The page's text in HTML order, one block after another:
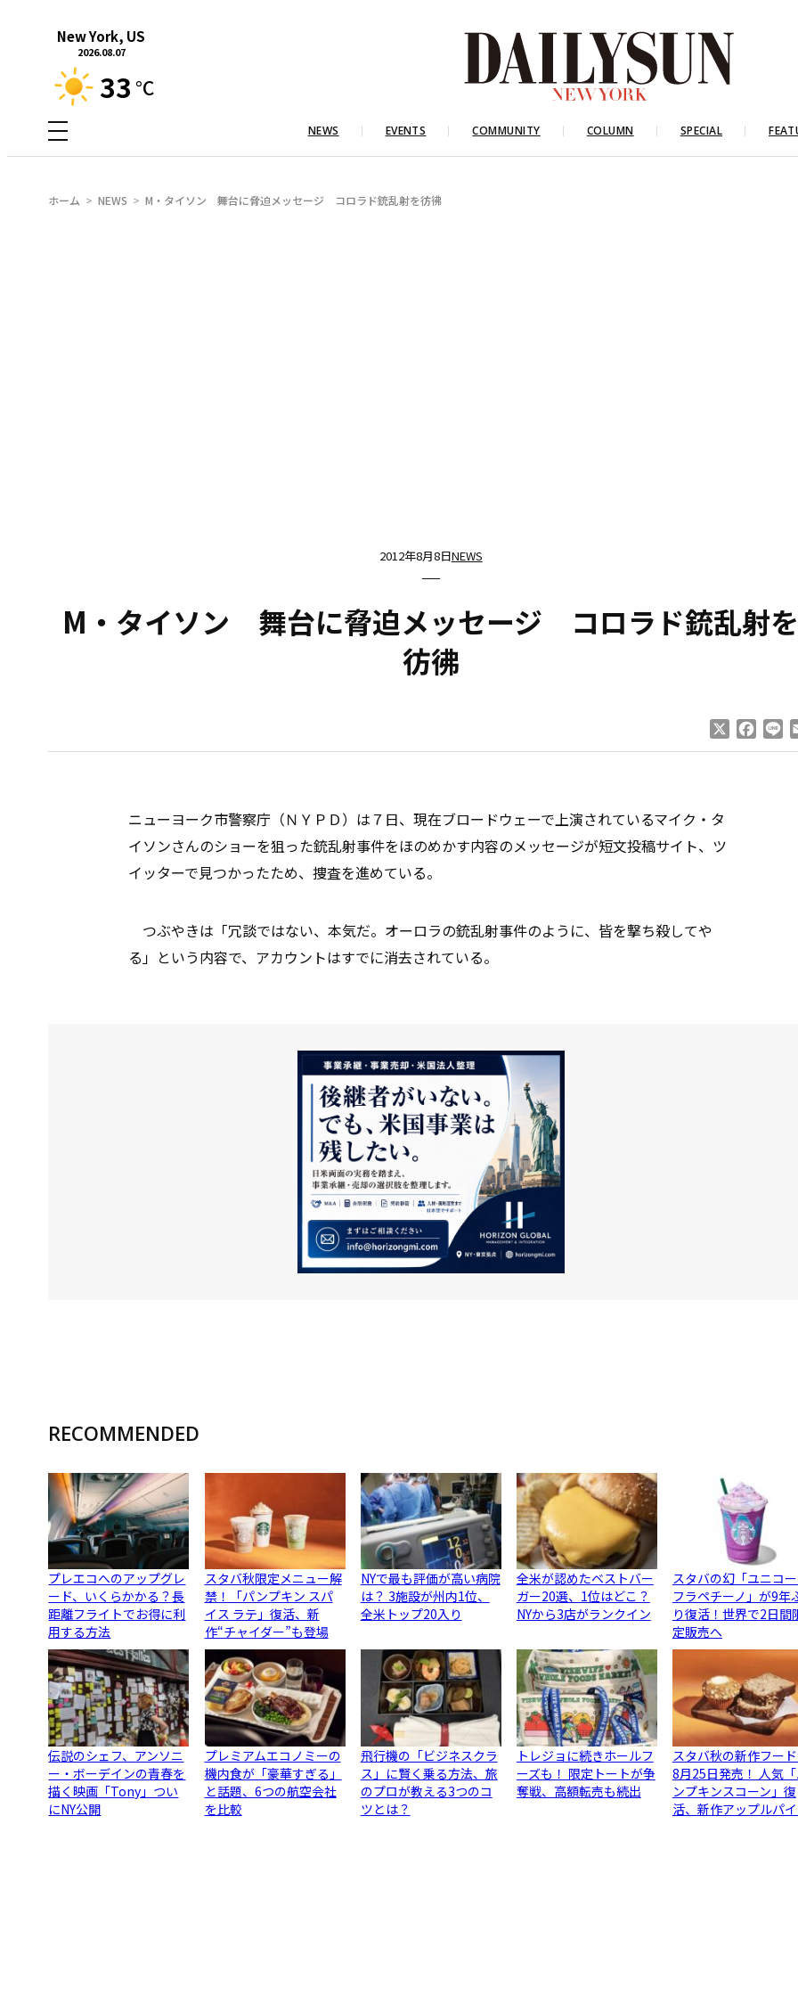
New York, US
2026.08.07
33 °C
NEWS EVENTS COMMUNITY COLUMN SPECIAL
ホーム NEWS M・タイソン 舞台に脅迫メッセージ コロラド銃乱射を彷彿
2012年8月8日NEWS
M・タイソン 舞台に脅迫メッセージ コロラド銃乱射
彷彿
ニューヨーク市警察庁（ＮＹＰＤ）は７日、現在ブロードウェーで上演されているマイク・タ
イソンさんのショーを狙った銃乱射事件をほのめかす内容のメッセージが短文投稿サイト、ツ
イッターで見つかったため、捜査を進めている。
つぶやきは「冗談ではない、本気だ。オーロラの銃乱射事件のように、皆を撃ち殺してや
る」という内容で、アカウントはすでに消去されている。
RECOMMENDED
プレエコへのアップグレ
ード、いくらかかる？長
距離フライトでお得に利
用する方法
スタバ秋限定メニュー解
禁！「パンプキン スパ
イス ラテ」復活、新
作“チャイダー”も登場
NYで最も評価が高い病院
は？ 3施設が州内1位、
全米トップ20入り
全米が認めたベストバー
ガー20選、1位はどこ？
NYから3店がランクイン
スタバの幻「ユニコ
フラペチーノ」が9年
り復活！世界で2日間
定販売へ
伝説のシェフ、アンソニ
ー・ボーデインの青春を
描く映画「Tony」つい
にNY公開
プレミアムエコノミーの
機内食が「豪華すぎる」
と話題、6つの航空会社
を比較
飛行機の「ビジネスクラ
ス」に賢く乗る方法、旅
のプロが教える3つのコ
ツとは？
トレジョに続きホールフ
ーズも！ 限定トートが争
奪戦、高額転売も続出
スタバ秋の新作フー
8月25日発売！ 人気
ンプキンスコーン」復
活、新作アップルパ